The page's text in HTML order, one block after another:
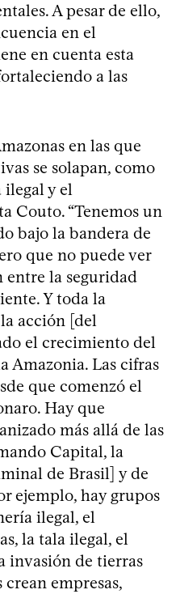
A pesar de ello,
en el
en cuenta esta
a las
en las que
se solapan, como
y el
Couto. “Tenemos un
bajo la bandera de
que no puede ver
entre la seguridad
Y toda la
acción [del
el crecimiento del
Amazonia. Las cifras
que comenzó el
Hay que
más allá de las
Capital, la
de Brasil] y de
ejemplo, hay grupos
ilegal, el
la tala ilegal, el
invasión de tierras
empresas,